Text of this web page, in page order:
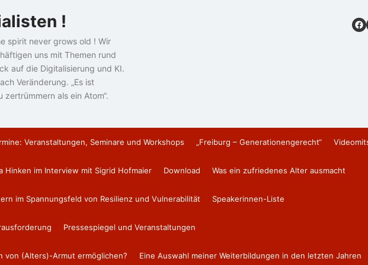
!
spirit never grows old ! Wir
uns mit Themen rund
auf die Digitalisierung und KI.
Veränderung. „Es ist
als ein Atom“.
Veranstaltungen, Seminare und Workshops „Freiburg – Generationengerecht“
Hinken im Interview mit Sigrid Hofmaier Download Was ein zufriedenes Alter ausmacht
im Spannungsfeld von Resilienz und Vulnerabilität Speakerinnen-Liste
Pressespiegel und Veranstaltungen
von (Alters)-Armut ermöglichen? Eine Auswahl meiner Weiterbildungen in den letzten Jahren